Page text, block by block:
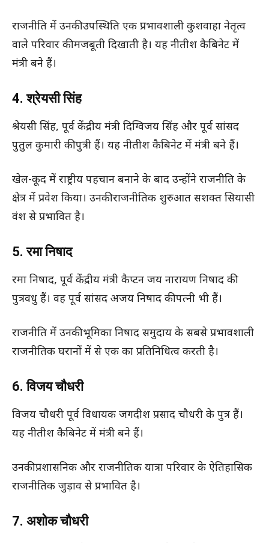
राजनीति में उनकी उपस्थिति एक प्रभावशाली कुशवाहा नेतृत्व
वाले परिवार की मजबूती दिखाती है। यह नीतीश कैबिनेट में
मंत्री बने हैं।
4. श्रेयसी सिंह
श्रेयसी सिंह, पूर्व केंद्रीय मंत्री दिग्विजय सिंह और पूर्व सांसद
पुतुल कुमारी की पुत्री हैं। यह नीतीश कैबिनेट में मंत्री बने हैं।
खेल-कूद में राष्ट्रीय पहचान बनाने के बाद उन्होंने राजनीति के
क्षेत्र में प्रवेश किया। उनकी राजनीतिक शुरुआत सशक्त सियासी
वंश से प्रभावित है।
5. रमा निषाद
रमा निषाद, पूर्व केंद्रीय मंत्री कैप्टन जय नारायण निषाद की
पुत्रवधु हैं। वह पूर्व सांसद अजय निषाद की पत्नी भी हैं।
राजनीति में उनकी भूमिका निषाद समुदाय के सबसे प्रभावशाली
राजनीतिक घरानों में से एक का प्रतिनिधित्व करती है।
6. विजय चौधरी
विजय चौधरी पूर्व विधायक जगदीश प्रसाद चौधरी के पुत्र हैं।
यह नीतीश कैबिनेट में मंत्री बने हैं।
उनकी प्रशासनिक और राजनीतिक यात्रा परिवार के ऐतिहासिक
राजनीतिक जुड़ाव से प्रभावित है।
7. अशोक चौधरी